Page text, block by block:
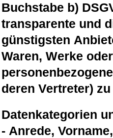
Buchstabe b)
transparente und
günstigsten
Waren, Werke
deren Vertreter)
Datenkategorien
- Anrede,